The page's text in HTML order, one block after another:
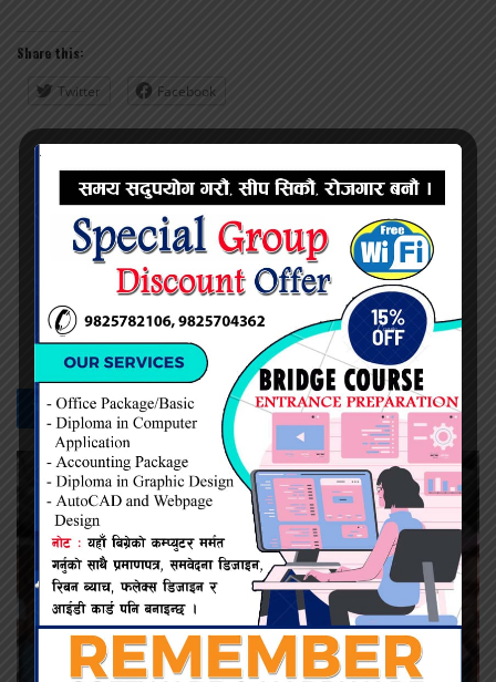
Share this:
Twitter Facebook
महेश सिंह
सम्बन्धित -समाचार